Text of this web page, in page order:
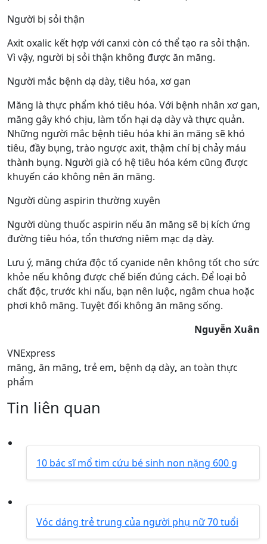
Người bị sỏi thận
Axit oxalic kết hợp với canxi còn có thể tạo ra sỏi thận.
Vì vậy, người bị sỏi thận không được ăn măng.
Người mắc bệnh dạ dày, tiêu hóa, xơ gan
Măng là thực phẩm khó tiêu hóa. Với bệnh nhân xơ gan,
măng gây khó chịu, làm tổn hại dạ dày và thực quản.
Những người mắc bệnh tiêu hóa khi ăn măng sẽ khó
tiêu, đầy bụng, trào ngược axit, thậm chí bị chảy máu
thành bụng. Người già có hệ tiêu hóa kém cũng được
khuyến cáo không nên ăn măng.
Người dùng aspirin thường xuyên
Người dùng thuốc aspirin nếu ăn măng sẽ bị kích ứng
đường tiêu hóa, tổn thương niêm mạc dạ dày.
Lưu ý, măng chứa độc tố cyanide nên không tốt cho sức
khỏe nếu không được chế biến đúng cách. Để loại bỏ
chất độc, trước khi nấu, bạn nên luộc, ngâm chua hoặc
phơi khô măng. Tuyệt đối không ăn măng sống.
Nguyễn Xuân
VNExpress
măng, ăn măng, trẻ em, bệnh dạ dày, an toàn thực
phẩm
Tin liên quan
10 bác sĩ mổ tim cứu bé sinh non nặng 600 g
Vóc dáng trẻ trung của người phụ nữ 70 tuổi